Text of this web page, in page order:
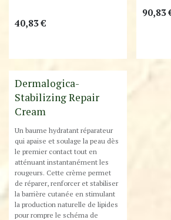
40,83€
90,83
Best-Seller !
Dermalogica-
Stabilizing Repair
Cream
Un baume hydratant réparateur
qui apaise et soulage la peau dès
le premier contact tout en
atténuant instantanément les
rougeurs. Cette crème permet
de réparer, renforcer et stabiliser
la barrière cutanée en stimulant
la production naturelle de lipides
pour rompre le schéma de